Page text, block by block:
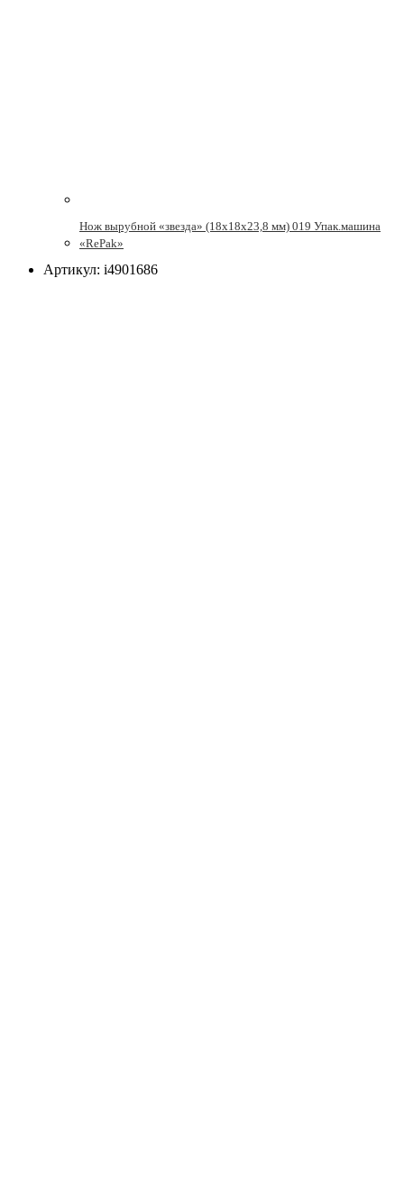
Нож вырубной «звезда» (18х18х23,8 мм) 019 Упак.машина
«RePak»
Артикул: i4901686